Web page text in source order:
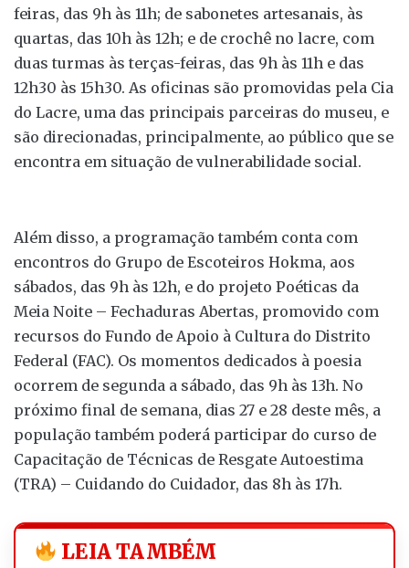
feiras, das 9h às 11h; de sabonetes artesanais, às
quartas, das 10h às 12h; e de crochê no lacre, com
duas turmas às terças-feiras, das 9h às 11h e das
12h30 às 15h30. As oficinas são promovidas pela Cia
do Lacre, uma das principais parceiras do museu, e
são direcionadas, principalmente, ao público que se
encontra em situação de vulnerabilidade social.
Além disso, a programação também conta com
encontros do Grupo de Escoteiros Hokma, aos
sábados, das 9h às 12h, e do projeto Poéticas da
Meia Noite – Fechaduras Abertas, promovido com
recursos do Fundo de Apoio à Cultura do Distrito
Federal (FAC). Os momentos dedicados à poesia
ocorrem de segunda a sábado, das 9h às 13h. No
próximo final de semana, dias 27 e 28 deste mês, a
população também poderá participar do curso de
Capacitação de Técnicas de Resgate Autoestima
(TRA) – Cuidando do Cuidador, das 8h às 17h.
LEIA TAMBÉM